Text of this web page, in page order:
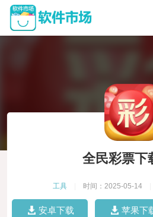
全民彩票下
工具 时间：2025-05-14
安卓下载 苹果下